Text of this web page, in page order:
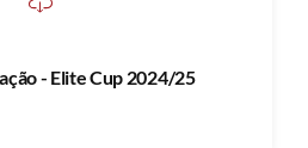
- Elite Cup 2024/25